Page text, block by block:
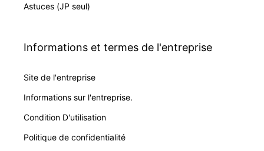
Astuces (JP seul)
Informations et termes de l'entreprise
Site de l'entreprise
Informations sur l'entreprise.
Condition D'utilisation
Politique de confidentialité